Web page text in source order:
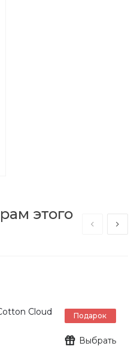
этого
Cloud
Подарок
Выбрать